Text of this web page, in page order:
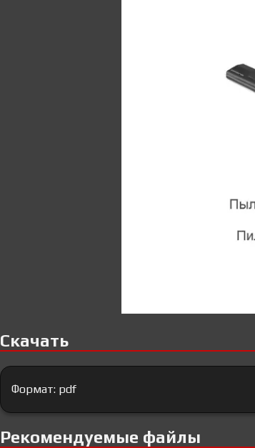
Скачать
Формат: pdf
Рекомендуемые файлы